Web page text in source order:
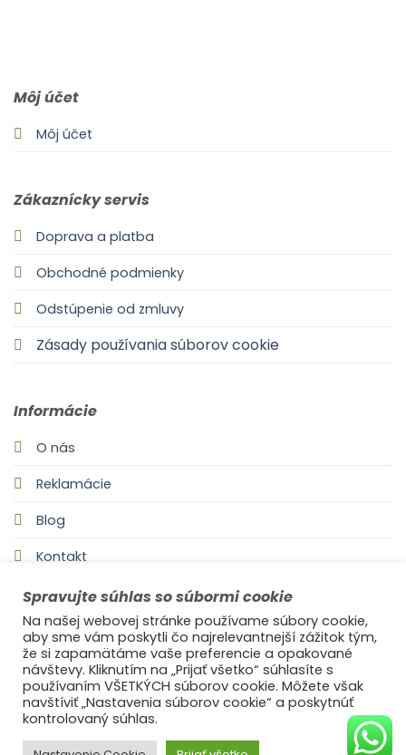
Môj účet
Môj účet
Zákaznícky servis
Doprava a platba
Obchodné podmienky
Odstúpenie od zmluvy
Zásady používania súborov cookie
Informácie
O nás
Reklamácie
Blog
Kontakt
©2021Ufonaut - Webcreation
Spravujte súhlas so súbormi cookie
Na našej webovej stránke používame súbory cookie,
aby sme vám poskytli čo najrelevantnejší zážitok tým,
že si zapamätáme vaše preferencie a opakované
návštevy. Kliknutím na „Prijať všetko“ súhlasíte s
používaním VŠETKÝCH súborov cookie. Môžete však
navštíviť „Nastavenia súborov cookie“ a poskytnúť
kontrolovaný súhlas.